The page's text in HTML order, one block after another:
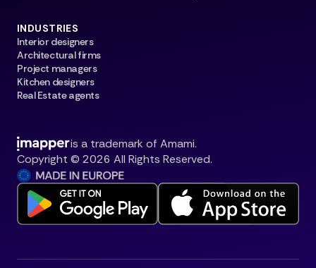
INDUSTRIES
Interior designers
Architectural firms
Project managers
Kitchen designers
Real Estate agents
is a trademark of Amami.
Copyright © 2026 All Rights Reserved.